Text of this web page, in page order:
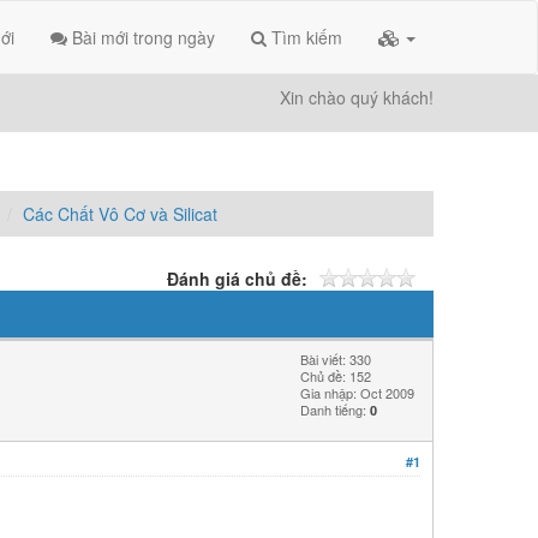
Bài mới trong ngày Tìm kiếm
Xin chào quý khách!
Các Chất Vô Cơ và Silicat
Đánh giá chủ đề:
Bài viết: 330
Chủ đề: 152
Gia nhập: Oct 2009
Danh tiếng: 0
#1